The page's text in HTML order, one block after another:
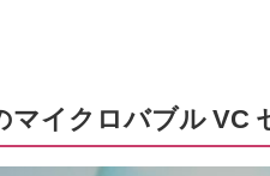
マイクロバブル VC